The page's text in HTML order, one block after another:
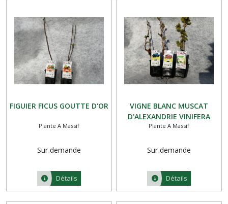
FIGUIER FICUS GOUTTE D'OR
Plante A Massif
Sur demande
Détails
VIGNE BLANC MUSCAT
D'ALEXANDRIE VINIFERA
ZPD4
Plante A Massif
Sur demande
Détails